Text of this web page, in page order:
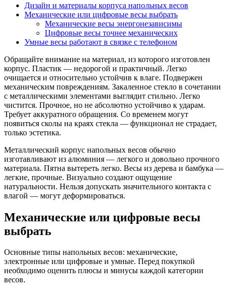
Дизайн и материалы корпуса напольных весов
Механические или цифровые весы выбрать
Механические весы энергонезависимы
Цифровые весы точнее механических
Умные весы работают в связке с телефоном
Обращайте внимание на материал, из которого изготовлен
корпус. Пластик — недорогой и практичный. Легко
очищается и относительно устойчив к влаге. Подвержен
механическим повреждениям. Закаленное стекло в сочетании
с металлическими элементами выглядит стильно. Легко
чистится. Прочное, но не абсолютно устойчиво к ударам.
Требует аккуратного обращения. Со временем могут
появиться сколы на краях стекла — функционал не страдает,
только эстетика.
Металлический корпус напольных весов обычно
изготавливают из алюминия — легкого и довольно прочного
материала. Пятна вытереть легко. Весы из дерева и бамбука —
легкие, прочные. Визуально создают ощущение
натуральности. Нельзя допускать значительного контакта с
влагой — могут деформироваться.
Механические или цифровые весы
выбрать
Основные типы напольных весов: механические,
электронные или цифровые и умные. Перед покупкой
необходимо оценить плюсы и минусы каждой категории
весов.